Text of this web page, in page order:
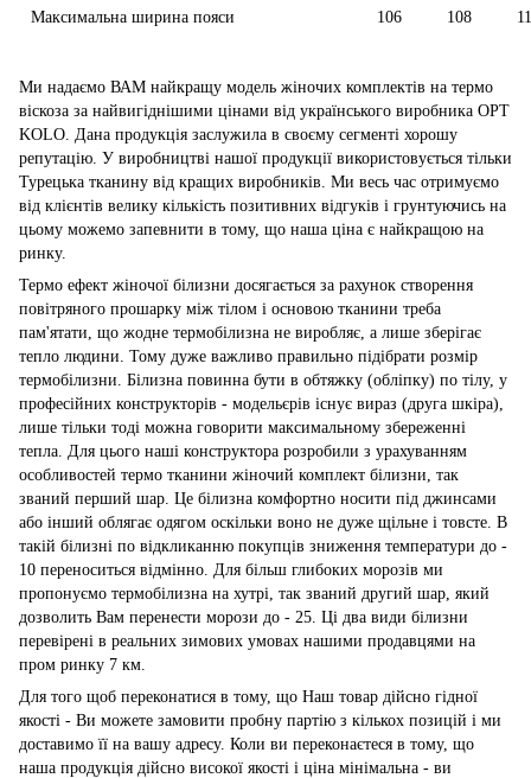
Максимальна ширина пояси
106 108
Ми надаємо ВАМ найкращу модель жіночих комплектів на термо
віскоза за найвигіднішими цінами від українського виробника OPT
KOLO. Дана продукція заслужила в своєму сегменті хорошу
репутацію. У виробництві нашої продукції використовується тільки
Турецька тканину від кращих виробників. Ми весь час отримуємо
від клієнтів велику кількість позитивних відгуків і грунтуючись на
цьому можемо запевнити в тому, що наша ціна є найкращою на
ринку.
Термо ефект жіночої білизни досягається за рахунок створення
повітряного прошарку між тілом і основою тканини треба
пам'ятати, що жодне термобілизна не виробляє, а лише зберігає
тепло людини. Тому дуже важливо правильно підібрати розмір
термобілизни. Білизна повинна бути в обтяжку (обліпку) по тілу, у
професійних конструкторів - модельєрів існує вираз (друга шкіра),
лише тільки тоді можна говорити максимальному збереженні
тепла. Для цього наші конструктора розробили з урахуванням
особливостей термо тканини жіночий комплект білизни, так
званий перший шар. Це білизна комфортно носити під джинсами
або інший облягає одягом оскільки воно не дуже щільне і товсте. В
такій білизні по відкликанню покупців зниження температури до -
10 переноситься відмінно. Для більш глибоких морозів ми
пропонуємо термобілизна на хутрі, так званий другий шар, який
дозволить Вам перенести морози до - 25. Ці два види білизни
перевірені в реальних зимових умовах нашими продавцями на
пром ринку 7 км.
Для того щоб переконатися в тому, що Наш товар дійсно гідної
якості - Ви можете замовити пробну партію з кількох позицій і ми
доставимо її на вашу адресу. Коли ви переконаєтеся в тому, що
наша продукція дійсно високої якості і ціна мінімальна - ви